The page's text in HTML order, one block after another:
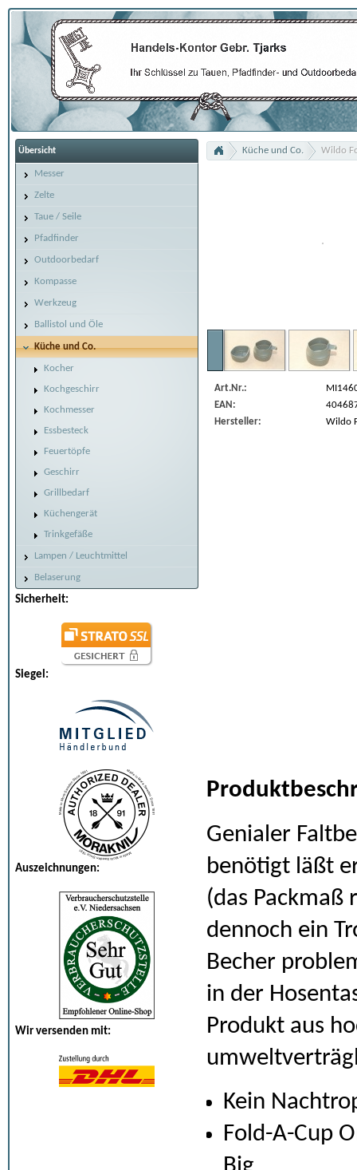
Übersicht
Messer
Zelte
Taue / Seile
Pfadfinder
Outdoorbedarf
Kompasse
Werkzeug
Ballistol und Öle
Küche und Co.
Kocher
Kochgeschirr
Kochmesser
Essbesteck
Feuertöpfe
Geschirr
Grillbedarf
Küchengerät
Trinkgefäße
Lampen / Leuchtmittel
Belaserung
Sicherheit:
Siegel:
Auszeichnungen:
Wir versenden mit:
Küche und Co. Wildo
Art.Nr.:
EAN:
Hersteller:
Wildo
Genialer
benötigt läßt
(das Packmaß
dennoch ein
Becher
in der
Produkt aus
Kein
Fold-A-Cup